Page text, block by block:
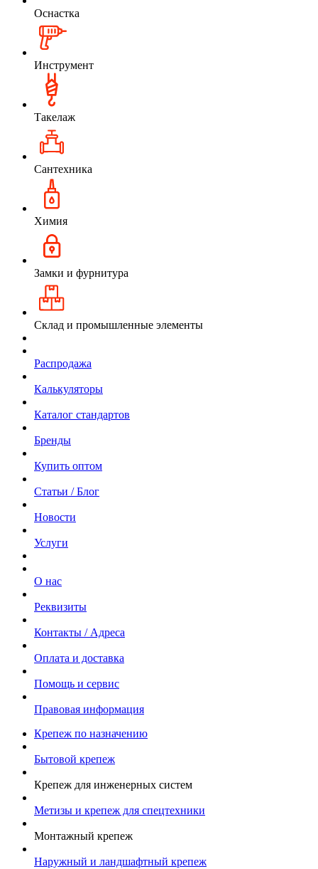
Оснастка
Инструмент
Такелаж
Сантехника
Химия
Замки и фурнитура
Склад и промышленные элементы
Распродажа
Калькуляторы
Каталог стандартов
Бренды
Купить оптом
Статьи / Блог
Новости
Услуги
О нас
Реквизиты
Контакты / Адреса
Оплата и доставка
Помощь и сервис
Правовая информация
Крепеж по назначению
Бытовой крепеж
Крепеж для инженерных систем
Метизы и крепеж для спецтехники
Монтажный крепеж
Наружный и ландшафтный крепеж